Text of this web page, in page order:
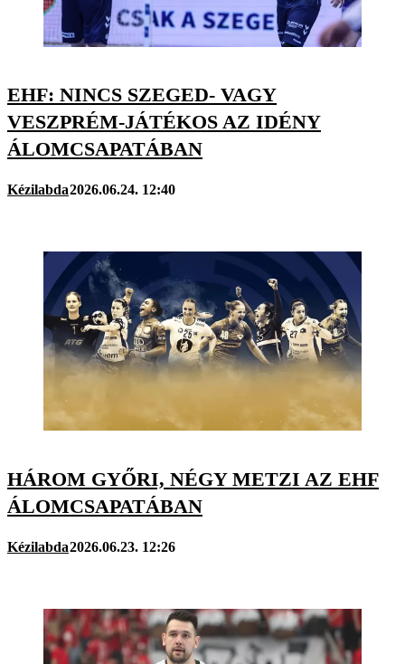
EHF: NINCS SZEGED- VAGY
VESZPRÉM-JÁTÉKOS AZ IDÉNY
ÁLOMCSAPATÁBAN
Kézilabda2026.06.24. 12:40
HÁROM GYŐRI, NÉGY METZI AZ EHF
ÁLOMCSAPATÁBAN
Kézilabda2026.06.23. 12:26